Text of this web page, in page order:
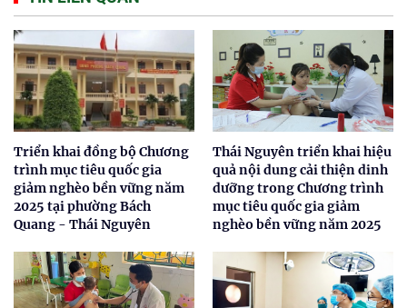
Triển khai đồng bộ Chương
trình mục tiêu quốc gia
giảm nghèo bền vững năm
2025 tại phường Bách
Quang - Thái Nguyên
Thái Nguyên triển khai hiệu
quả nội dung cải thiện dinh
dưỡng trong Chương trình
mục tiêu quốc gia giảm
nghèo bền vững năm 2025